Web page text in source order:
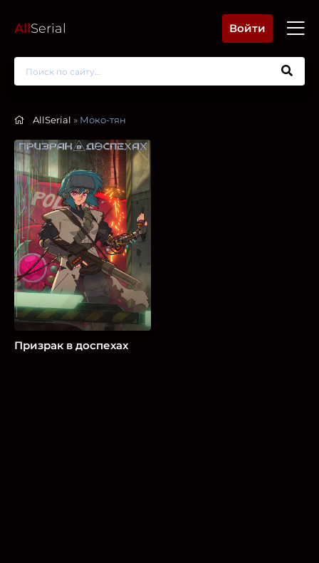
AllSerial Войти
AllSerial » Моко-тян
Призрак в доспехах